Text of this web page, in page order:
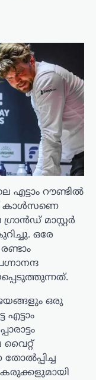
എട്ടാം റൗണ്ടിൽ
കാൾസണെ
മാസ്റ്റർ
ഒരേ
ഒരു
വൈറ്റ്
കരുക്കളുമായി